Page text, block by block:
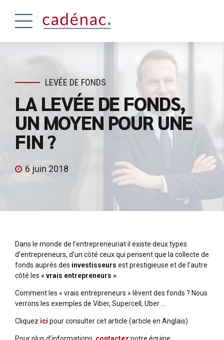
LEVÉE DE FONDS
LA LEVÉE DE FONDS,
UN MOYEN POUR UNE
FIN ?
6 juin 2018
Dans le monde de l’entrepreneuriat il existe deux types
d’entrepreneurs, d’un côté ceux qui pensent que la collecte de
fonds auprès des investisseurs est prestigieuse et de l’autre
côté les « vrais entrepreneurs »
Comment les « vrais entrepreneurs » lèvent des fonds ? Nous
verrons les exemples de Viber, Supercell, Uber …
Cliquez ici pour consulter cet article (article en Anglais)